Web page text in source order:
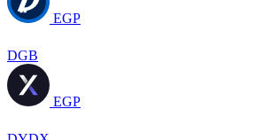
EGP
DGB
EGP